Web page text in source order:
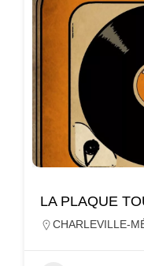
LA PLAQUE
CHARLEVILLE-